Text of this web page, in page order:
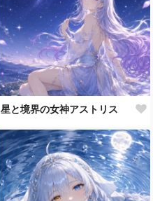
星と境界の女神アストリス